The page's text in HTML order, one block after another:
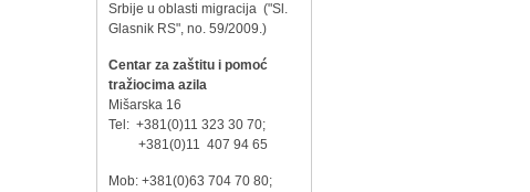
Srbije u oblasti migracija ("Sl.
Glasnik RS", no. 59/2009.)
Centar za zaštitu i pomoć
tražiocima azila
Mišarska 16
Tel: +381(0)11 323 30 70;
+381(0)11 407 94 65
Mob: +381(0)63 704 70 80;